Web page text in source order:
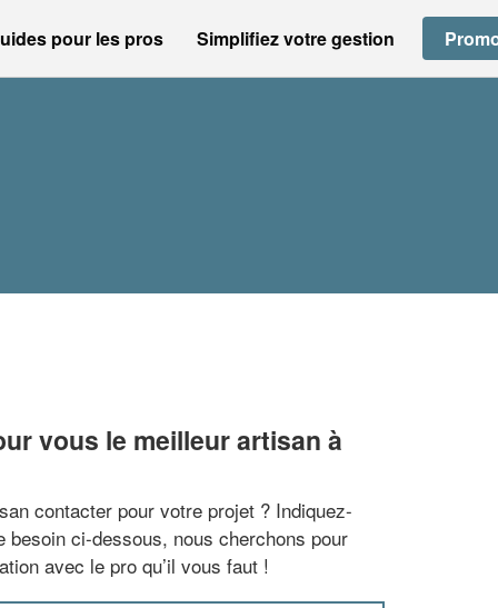
pour les pros Simplifiez votre gestion
vous le meilleur artisan à
contacter pour votre projet ? Indiquez-
besoin ci-dessous, nous cherchons pour
avec le pro qu’il vous faut !